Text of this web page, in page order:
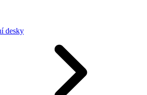
desky